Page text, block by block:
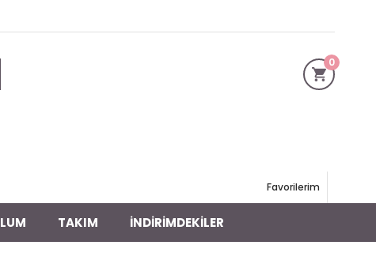
0
Favorilerim
TAKIM İNDİRİMDEKİLER